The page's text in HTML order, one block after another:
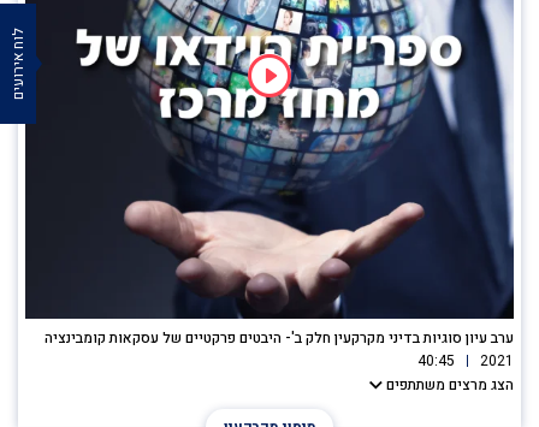
ערב עיון סוגיות בדיני מקרקעין חלק ב'- היבטים פרקטיים של עסקאות קומבינציה
2021
40:45
הצג מרצים משתתפים
לוח אירועים